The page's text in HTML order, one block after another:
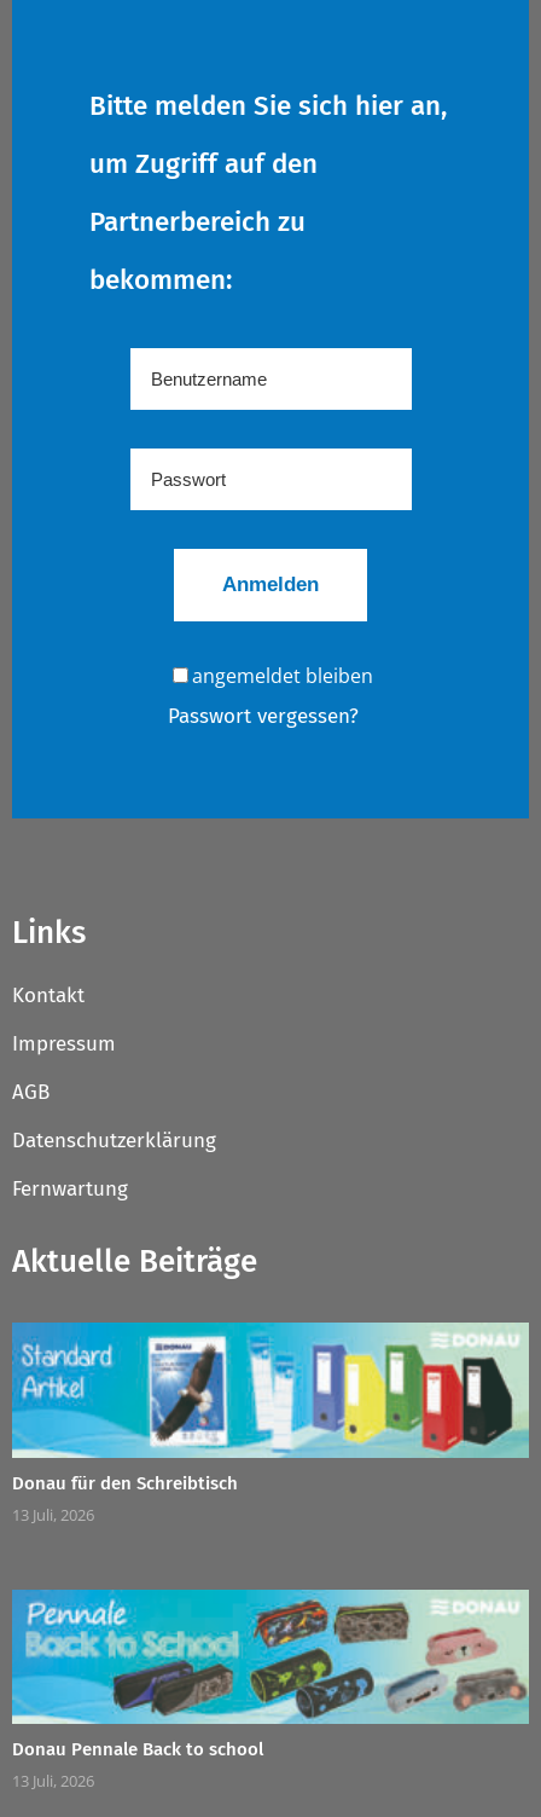
Bitte melden Sie sich hier an,
um Zugriff auf den
Partnerbereich zu
bekommen:
angemeldet bleiben
Passwort vergessen?
Links
Kontakt
Impressum
AGB
Datenschutzerklärung
Fernwartung
Aktuelle Beiträge
Donau für den Schreibtisch
13 Juli, 2026
Donau Pennale Back to school
13 Juli, 2026